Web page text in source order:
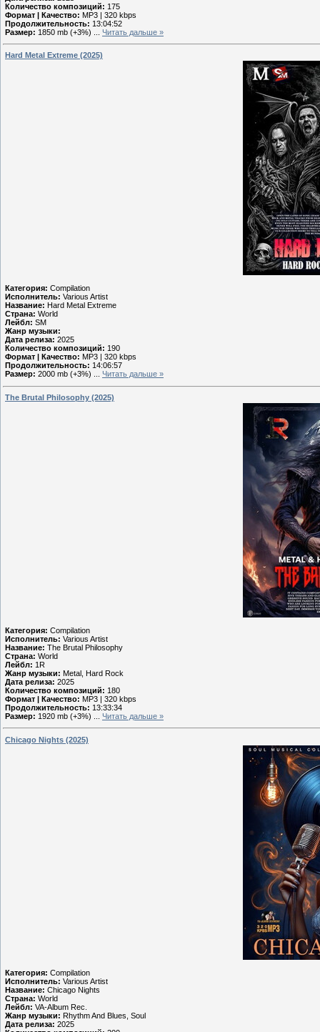
Количество композиций: 175
Формат | Качество: MP3 | 320 kbps
Продолжительность: 13:04:52
Размер: 1850 mb (+3%) Читать дальше »
Hard Metal Extreme (2025)
Категория: Compilation
Исполнитель: Various Artist
Название: Hard Metal Extreme
Страна: World
Лейбл: SM
Жанр музыки:
Дата релиза: 2025
Количество композиций: 190
Формат | Качество: MP3 | 320 kbps
Продолжительность: 14:06:57
Размер: 2000 mb (+3%) Читать дальше »
The Brutal Philosophy (2025)
Категория: Compilation
Исполнитель: Various Artist
Название: The Brutal Philosophy
Страна: World
Лейбл: 1R
Жанр музыки: Metal, Hard Rock
Дата релиза: 2025
Количество композиций: 180
Формат | Качество: MP3 | 320 kbps
Продолжительность: 13:33:34
Размер: 1920 mb (+3%) Читать дальше »
Chicago Nights (2025)
Категория: Compilation
Исполнитель: Various Artist
Название: Chicago Nights
Страна: World
Лейбл: VA-Album Rec.
Жанр музыки: Rhythm And Blues, Soul
Дата релиза: 2025